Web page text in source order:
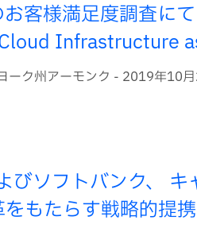
客様満足度調査に
Infrastructure
ーク州アーモンク - 2019年10
ソフトバンク、
もたらす戦略的提